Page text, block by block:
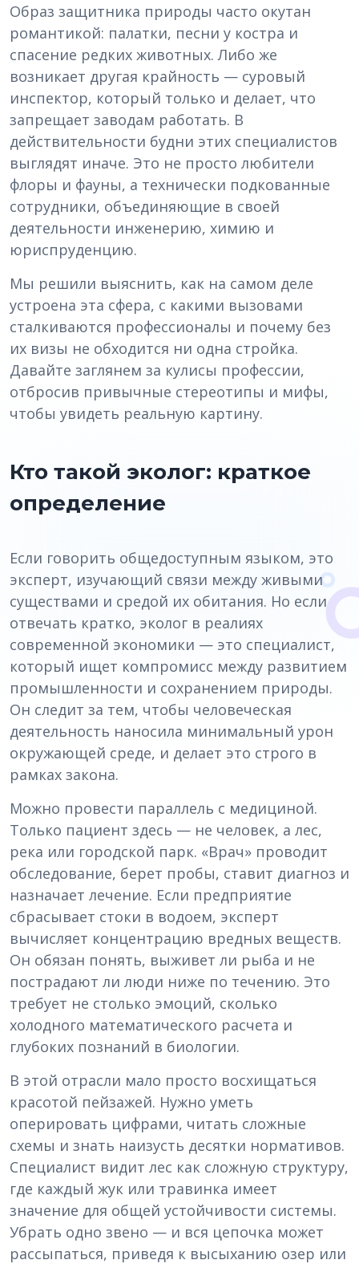
Образ защитника природы часто окутан
романтикой: палатки, песни у костра и
спасение редких животных. Либо же
возникает другая крайность — суровый
инспектор, который только и делает, что
запрещает заводам работать. В
действительности будни этих специалистов
выглядят иначе. Это не просто любители
флоры и фауны, а технически подкованные
сотрудники, объединяющие в своей
деятельности инженерию, химию и
юриспруденцию.
Мы решили выяснить, как на самом деле
устроена эта сфера, с какими вызовами
сталкиваются профессионалы и почему без
их визы не обходится ни одна стройка.
Давайте заглянем за кулисы профессии,
отбросив привычные стереотипы и мифы,
чтобы увидеть реальную картину.
Кто такой эколог: краткое
определение
Если говорить общедоступным языком, это
эксперт, изучающий связи между живыми
существами и средой их обитания. Но если
отвечать кратко, эколог в реалиях
современной экономики — это специалист,
который ищет компромисс между развитием
промышленности и сохранением природы.
Он следит за тем, чтобы человеческая
деятельность наносила минимальный урон
окружающей среде, и делает это строго в
рамках закона.
Можно провести параллель с медициной.
Только пациент здесь — не человек, а лес,
река или городской парк. «Врач» проводит
обследование, берет пробы, ставит диагноз и
назначает лечение. Если предприятие
сбрасывает стоки в водоем, эксперт
вычисляет концентрацию вредных веществ.
Он обязан понять, выживет ли рыба и не
пострадают ли люди ниже по течению. Это
требует не столько эмоций, сколько
холодного математического расчета и
глубоких познаний в биологии.
В этой отрасли мало просто восхищаться
красотой пейзажей. Нужно уметь
оперировать цифрами, читать сложные
схемы и знать наизусть десятки нормативов.
Специалист видит лес как сложную структуру,
где каждый жук или травинка имеет
значение для общей устойчивости системы.
Убрать одно звено — и вся цепочка может
рассыпаться, приведя к высыханию озер или